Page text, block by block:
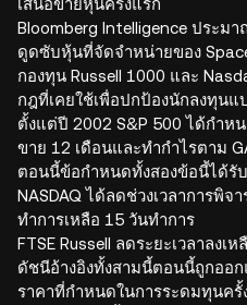
เสนอขายหุ้นครั้งแรก
Bloomberg Intelligence ประม
ดูดซับหุ้นที่จัดจำหน่ายของ
กองทุน Russell 1000 และ
กฎที่เคยใช้เพื่อปกป้องนักลงทุนแ
ตั้งแต่ปี 2002 S&P 500 ได้กำห
ขาย 12 เดือนและทำกำไรตาม
ตอนนี้ข้อกำหนดทั้งสองข้อนี้ได้รับ
NASDAQ ได้ลดช่วงเวลาการพิ
ทำการเหลือ 15 วันทำการ
FTSE Russell ลดระยะเวลาลงเ
ดัชนีอ้างอิงทั้งสามนี้ตอนนี้ถูกออ
ราคาที่กำหนดในการระดมทุนครั้